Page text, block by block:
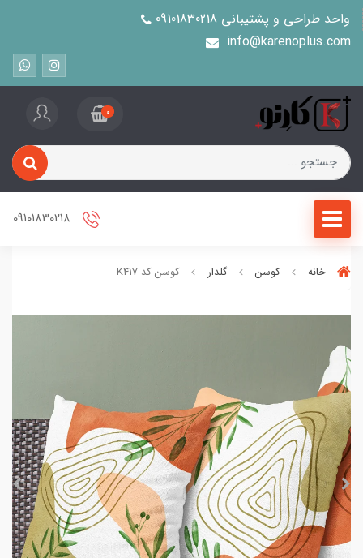
واحد طراحی و پشتیبانی 09101830218
info@karenoplus.com
0
خانه کوسن گلدار کوسن کد K417